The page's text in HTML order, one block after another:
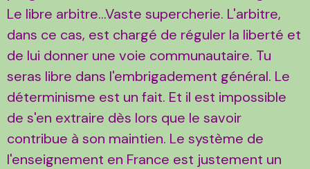
Le libre arbitre...Vaste supercherie. L'arbitre,
dans ce cas, est chargé de réguler la liberté et
de lui donner une voie communautaire. Tu
seras libre dans l'embrigadement général. Le
déterminisme est un fait. Et il est impossible
de s'en extraire dès lors que le savoir
contribue à son maintien. Le système de
l'enseignement en France est justement un